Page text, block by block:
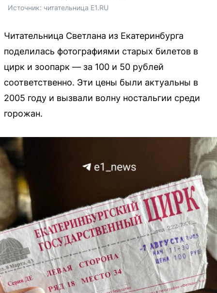
Источник: читательница E1.RU
Читательница Светлана из Екатеринбурга
поделилась фотографиями старых билетов в
цирк и зоопарк — за 100 и 50 рублей
соответственно. Эти цены были актуальны в
2005 году и вызвали волну ностальгии среди
горожан.